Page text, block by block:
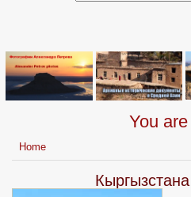
You
Home